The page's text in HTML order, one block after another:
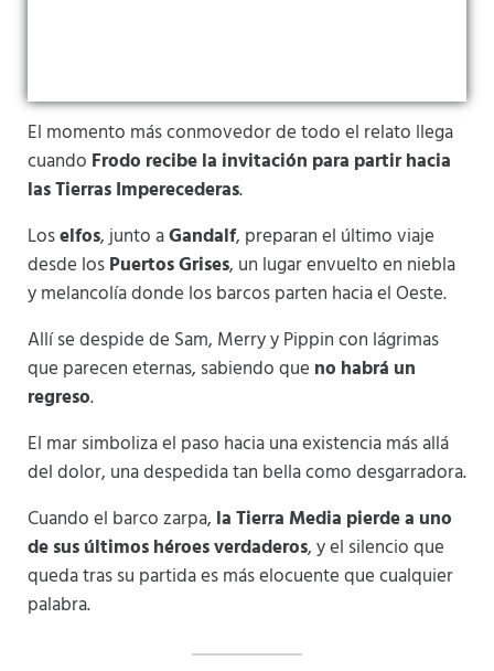
El momento más conmovedor de todo el relato llega
cuando Frodo recibe la invitación para partir hacia
las Tierras Imperecederas.
Loselfos, junto aGandalf, preparan el último viaje
desde losPuertos Grises, un lugar envuelto en niebla
y melancolía donde los barcos parten hacia el Oeste.
Allí se despide de Sam, Merry y Pippin con lágrimas
que parecen eternas, sabiendo que no habrá un
regreso.
El mar simboliza el paso hacia una existencia más allá
del dolor, una despedida tan bella como desgarradora.
Cuando el barco zarpa, la Tierra Media pierde a uno
de sus últimos héroes verdaderos, y el silencio que
queda tras su partida es más elocuente que cualquier
palabra.